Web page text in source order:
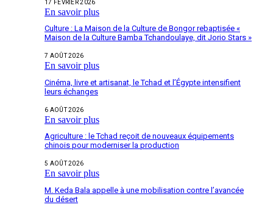
17 FÉVRIER 2026
En savoir plus
Culture : La Maison de la Culture de Bongor rebaptisée «
Maison de la Culture Bamba Tchandoulaye, dit Jorio Stars »
7 AOÛT 2026
En savoir plus
Cinéma, livre et artisanat, le Tchad et l’Égypte intensifient
leurs échanges
6 AOÛT 2026
En savoir plus
Agriculture : le Tchad reçoit de nouveaux équipements
chinois pour moderniser la production
5 AOÛT 2026
En savoir plus
M. Keda Bala appelle à une mobilisation contre l’avancée
du désert